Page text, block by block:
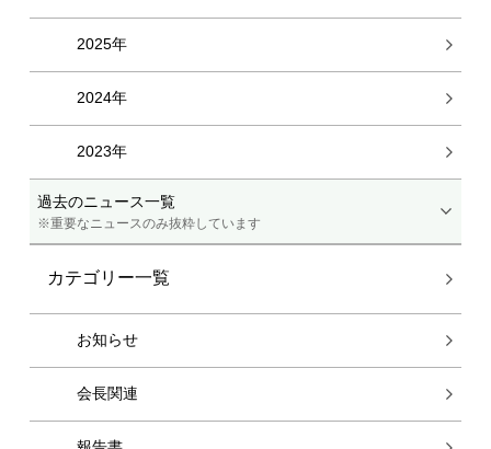
過去のニュース一覧
※重要なニュースのみ抜粋しています
2025年
2024年
2023年
カテゴリー一覧
お知らせ
会長関連